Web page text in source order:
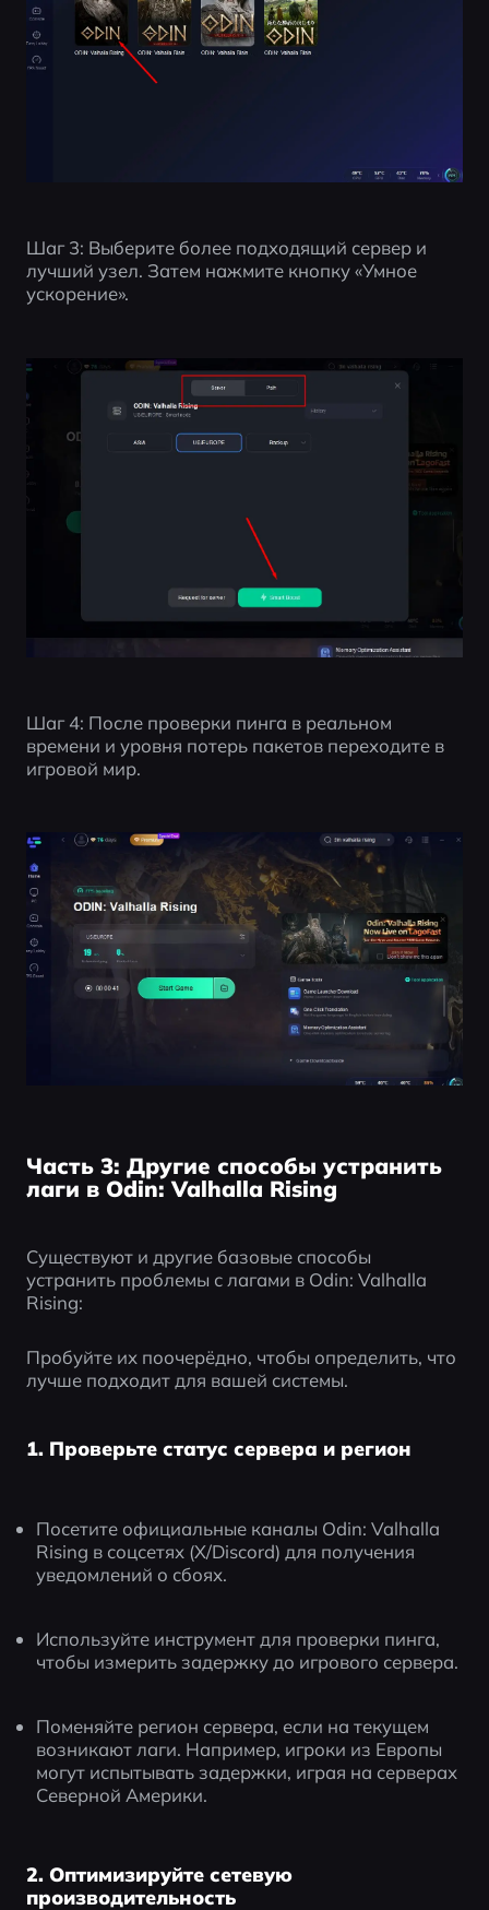
Шаг 3: Выберите более подходящий сервер и
лучший узел. Затем нажмите кнопку «Умное
ускорение».
Шаг 4: После проверки пинга в реальном
времени и уровня потерь пакетов переходите в
игровой мир.
Часть 3: Другие способы устранить
лаги в Odin: Valhalla Rising
Существуют и другие базовые способы
устранить проблемы с лагами в Odin: Valhalla
Rising:
Пробуйте их поочерёдно, чтобы определить, что
лучше подходит для вашей системы.
1. Проверьте статус сервера и регион
Посетите официальные каналы Odin: Valhalla
Rising в соцсетях (X/Discord) для получения
уведомлений о сбоях.
Используйте инструмент для проверки пинга,
чтобы измерить задержку до игрового сервера.
Поменяйте регион сервера, если на текущем
возникают лаги. Например, игроки из Европы
могут испытывать задержки, играя на серверах
Северной Америки.
2. Оптимизируйте сетевую
производительность